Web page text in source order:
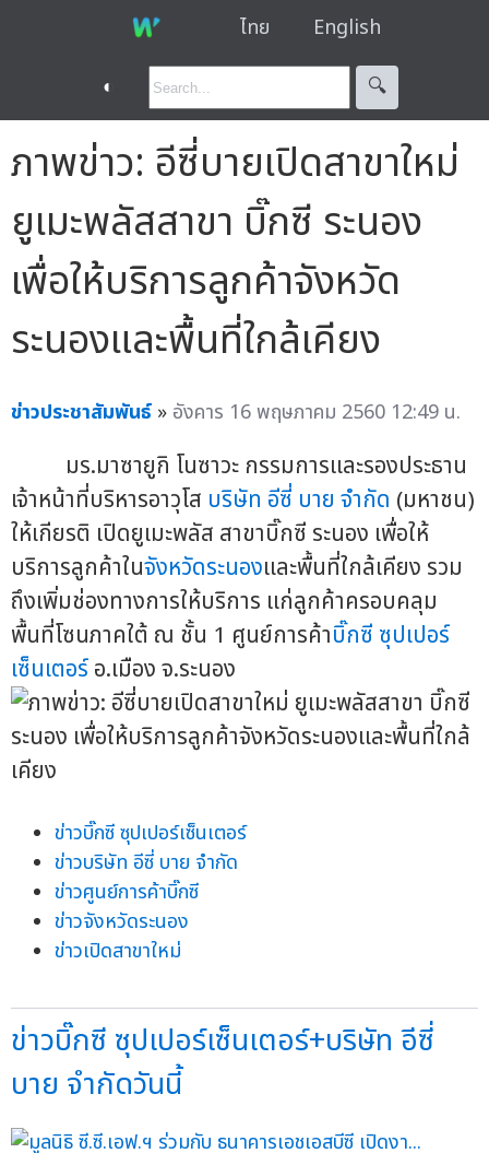
ไทย English
◐ 🔍︎
ภาพข่าว: อีซี่บายเปิดสาขาใหม่
ยูเมะพลัสสาขา บิ๊กซี ระนอง
เพื่อให้บริการลูกค้าจังหวัด
ระนองและพื้นที่ใกล้เคียง
ข่าวประชาสัมพันธ์ » อังคาร 16 พฤษภาคม 2560 12:49 น.
มร.มาซายูกิ โนซาวะ กรรมการและรองประธาน
เจ้าหน้าที่บริหารอาวุโส บริษัท อีซี่ บาย จำกัด (มหาชน)
ให้เกียรติ เปิดยูเมะพลัส สาขาบิ๊กซี ระนอง เพื่อให้
บริการลูกค้าในจังหวัดระนองและพื้นที่ใกล้เคียง รวม
ถึงเพิ่มช่องทางการให้บริการ แก่ลูกค้าครอบคลุม
พื้นที่โซนภาคใต้ ณ ชั้น 1 ศูนย์การค้าบิ๊กซี ซุปเปอร์
เซ็นเตอร์อ.เมือง จ.ระนอง
ข่าวบิ๊กซี ซุปเปอร์เซ็นเตอร์
ข่าวบริษัท อีซี่ บาย จำกัด
ข่าวศูนย์การค้าบิ๊กซี
ข่าวจังหวัดระนอง
ข่าวเปิดสาขาใหม่
ข่าวบิ๊กซี ซุปเปอร์เซ็นเตอร์+บริษัท อีซี่
บาย จำกัดวันนี้